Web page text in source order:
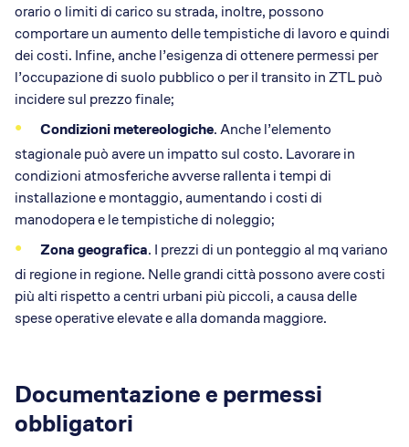
orario o limiti di carico su strada, inoltre, possono
comportare un aumento delle tempistiche di lavoro e quindi
dei costi. Infine, anche l’esigenza di ottenere permessi per
l’occupazione di suolo pubblico o per il transito in ZTL può
incidere sul prezzo finale;
Condizioni metereologiche. Anche l’elemento
stagionale può avere un impatto sul costo. Lavorare in
condizioni atmosferiche avverse rallenta i tempi di
installazione e montaggio, aumentando i costi di
manodopera e le tempistiche di noleggio;
Zona geografica. I prezzi di un ponteggio al mq variano
di regione in regione. Nelle grandi città possono avere costi
più alti rispetto a centri urbani più piccoli, a causa delle
spese operative elevate e alla domanda maggiore.
Documentazione e permessi
obbligatori